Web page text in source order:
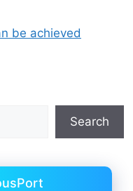
be achieved
Search